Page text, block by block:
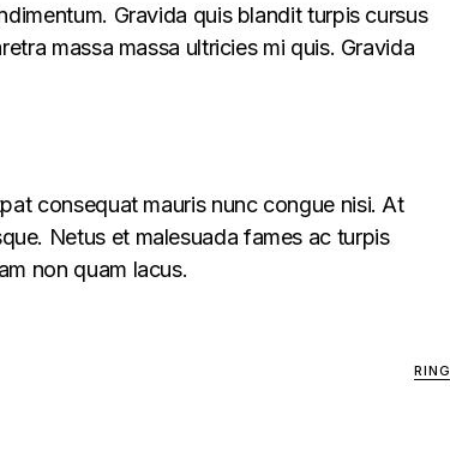
Gravida quis blandit turpis cursus
massa massa ultricies mi quis. Gravida
consequat mauris nunc congue nisi. At
Netus et malesuada fames ac turpis
non quam lacus.
RING